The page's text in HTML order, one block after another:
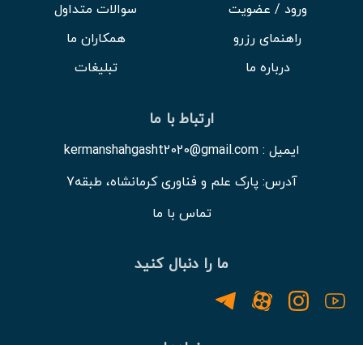
ورود / عضویت
راهنمای رزرو
درباره ما
سوالات متداول
همکاران ما
تبلیغات
ارتباط با ما
ایمیل : kermanshahgasht2020@gmail.com
آدرس: پارک علم و فناوری کرمانشاه، طبقه7
تماس با ما
ما را دنبال کنید